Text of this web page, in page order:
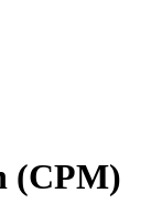
(CPM)